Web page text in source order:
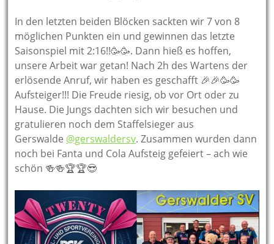
In den letzten beiden Blöcken sackten wir 7 von 8
möglichen Punkten ein und gewinnen das letzte
Saisonspiel mit 2:16!!🥳🥳. Dann hieß es hoffen,
unsere Arbeit war getan! Nach 2h des Wartens der
erlösende Anruf, wir haben es geschafft 🎉🎉🥳🥳
Aufsteiger!!! Die Freude riesig, ob vor Ort oder zu
Hause. Die Jungs dachten sich wir besuchen und
gratulieren noch dem Staffelsieger aus
Gerswalde @gerswaldersv. Zusammen wurden dann
noch bei Fanta und Cola Aufsteig gefeiert – ach wie
schön 🍻🍻🏆🏆😎